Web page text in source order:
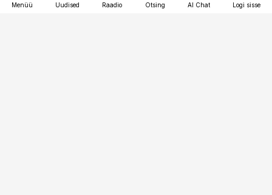
Menüü Uudised Raadio Otsing AI Chat Logi sisse